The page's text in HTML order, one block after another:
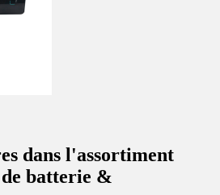
dans l'assortiment
batterie &